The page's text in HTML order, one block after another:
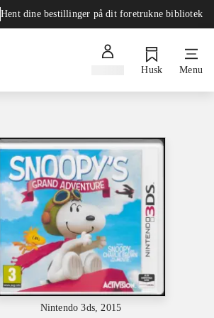
Hent dine bestillinger på dit foretrukne bibliotek
Husk Menu
Nintendo 3ds, 2015